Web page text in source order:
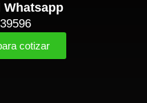
Whatsapp
cotizar